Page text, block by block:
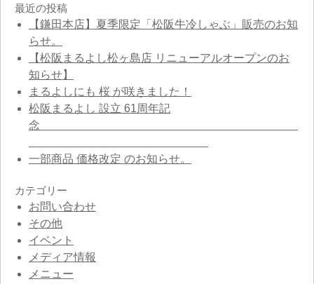
最近の投稿
【鎌田本店】夏季限定「松阪牛冷しゃぶ」販売のお知
らせ。
【松阪まるよし松ヶ島店 リニューアルオープンのお
知らせ】
まるよしにも 桜 が咲きました！
松阪まるよし 設立 61周年記
念
一部商品 価格改定 のお知らせ。
カテゴリー
お問い合わせ
その他
イベント
メディア情報
メニュー